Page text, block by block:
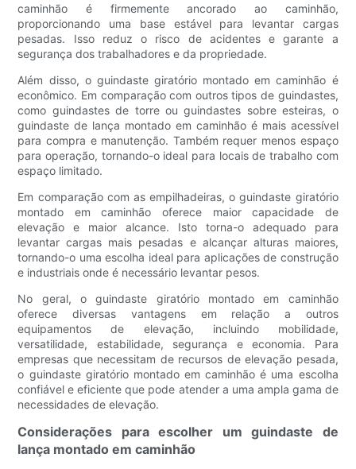
caminhão é firmemente ancorado ao caminhão,
proporcionando uma base estável para levantar cargas
pesadas. Isso reduz o risco de acidentes e garante a
segurança dos trabalhadores e da propriedade.
Além disso, o guindaste giratório montado em caminhão é
econômico. Em comparação com outros tipos de guindastes,
como guindastes de torre ou guindastes sobre esteiras, o
guindaste de lança montado em caminhão é mais acessível
para compra e manutenção. Também requer menos espaço
para operação, tornando-o ideal para locais de trabalho com
espaço limitado.
Em comparação com as empilhadeiras, o guindaste giratório
montado em caminhão oferece maior capacidade de
elevação e maior alcance. Isto torna-o adequado para
levantar cargas mais pesadas e alcançar alturas maiores,
tornando-o uma escolha ideal para aplicações de construção
e industriais onde é necessário levantar pesos.
No geral, o guindaste giratório montado em caminhão
oferece diversas vantagens em relação a outros
equipamentos de elevação, incluindo mobilidade,
versatilidade, estabilidade, segurança e economia. Para
empresas que necessitam de recursos de elevação pesada,
o guindaste giratório montado em caminhão é uma escolha
confiável e eficiente que pode atender a uma ampla gama de
necessidades de elevação.
Considerações para escolher um guindaste de
lança montado em caminhão